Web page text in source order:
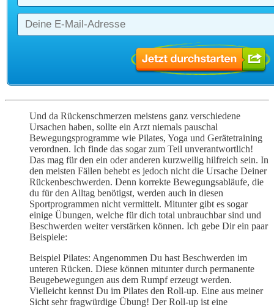
Und da Rückenschmerzen meistens ganz verschiedene
Ursachen haben, sollte ein Arzt niemals pauschal
Bewegungsprogramme wie Pilates, Yoga und Gerätetraining
verordnen. Ich finde das sogar zum Teil unverantwortlich!
Das mag für den ein oder anderen kurzweilig hilfreich sein. In
den meisten Fällen behebt es jedoch nicht die Ursache Deiner
Rückenbeschwerden. Denn korrekte Bewegungsabläufe, die
du für den Alltag benötigst, werden auch in diesen
Sportprogrammen nicht vermittelt. Mitunter gibt es sogar
einige Übungen, welche für dich total unbrauchbar sind und
Beschwerden weiter verstärken können. Ich gebe Dir ein paar
Beispiele:
Beispiel Pilates: Angenommen Du hast Beschwerden im
unteren Rücken. Diese können mitunter durch permanente
Beugebewegungen aus dem Rumpf erzeugt werden.
Vielleicht kennst Du im Pilates den Roll-up. Eine aus meiner
Sicht sehr fragwürdige Übung! Der Roll-up ist eine